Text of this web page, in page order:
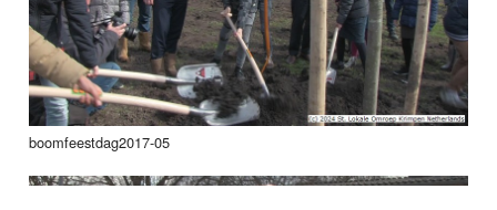
boomfeestdag2017-05